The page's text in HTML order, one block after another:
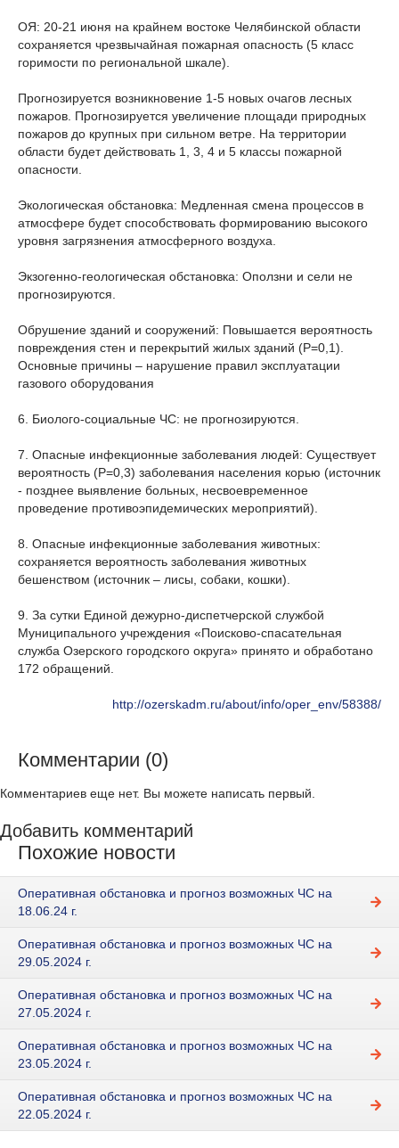
ОЯ: 20-21 июня на крайнем востоке Челябинской области
сохраняется чрезвычайная пожарная опасность (5 класс
горимости по региональной шкале).
Прогнозируется возникновение 1-5 новых очагов лесных
пожаров. Прогнозируется увеличение площади природных
пожаров до крупных при сильном ветре. На территории
области будет действовать 1, 3, 4 и 5 классы пожарной
опасности.
Экологическая обстановка: Медленная смена процессов в
атмосфере будет способствовать формированию высокого
уровня загрязнения атмосферного воздуха.
Экзогенно-геологическая обстановка: Оползни и сели не
прогнозируются.
Обрушение зданий и сооружений: Повышается вероятность
повреждения стен и перекрытий жилых зданий (Р=0,1).
Основные причины – нарушение правил эксплуатации
газового оборудования
6. Биолого-социальные ЧС: не прогнозируются.
7. Опасные инфекционные заболевания людей: Существует
вероятность (Р=0,3) заболевания населения корью (источник
- позднее выявление больных, несвоевременное
проведение противоэпидемических мероприятий).
8. Опасные инфекционные заболевания животных:
сохраняется вероятность заболевания животных
бешенством (источник – лисы, собаки, кошки).
9. За сутки Единой дежурно-диспетчерской службой
Муниципального учреждения «Поисково-спасательная
служба Озерского городского округа» принято и обработано
172 обращений.
http://ozerskadm.ru/about/info/oper_env/58388/
Комментарии (0)
Комментариев еще нет. Вы можете написать первый.
Добавить комментарий
Похожие новости
Оперативная обстановка и прогноз возможных ЧС на
18.06.24 г.
Оперативная обстановка и прогноз возможных ЧС на
29.05.2024 г.
Оперативная обстановка и прогноз возможных ЧС на
27.05.2024 г.
Оперативная обстановка и прогноз возможных ЧС на
23.05.2024 г.
Оперативная обстановка и прогноз возможных ЧС на
22.05.2024 г.